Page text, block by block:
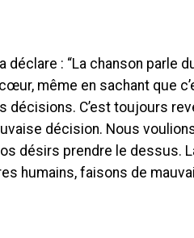
: “La chanson parle
même en sachant que
décisions. C’est toujours
décision. Nous
désirs prendre le dessus.
humains, faisons de